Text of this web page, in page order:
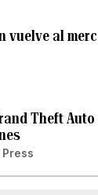
vuelve al
Theft